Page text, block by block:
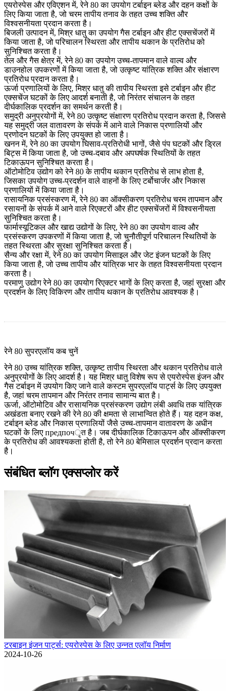
एयरोस्पेस और एविएशनमें, रेने 80 का उपयोग टर्बाइन ब्लेड और दहन कक्षों के
लिए किया जाता है, जो चरम तापीय तनाव के तहत उच्च शक्ति और
विश्वसनीयता प्रदान करता है।
बिजली उत्पादनमें, मिश्र धातु का उपयोग गैस टर्बाइन और हीट एक्सचेंजरों में
किया जाता है, जो परिचालन स्थिरता और तापीय थकान के प्रतिरोध को
सुनिश्चित करता है।
तेल और गैस क्षेत्र में, रेने 80 का उपयोग उच्च-तापमान वाले वाल्व और
डाउनहोल उपकरणों में किया जाता है, जो उत्कृष्ट यांत्रिक शक्ति और संक्षारण
प्रतिरोध प्रदान करता है।
ऊर्जाप्रणालियों के लिए, मिश्र धातु की तापीय स्थिरता इसे टर्बाइन और हीट
एक्सचेंज घटकों के लिए आदर्श बनाती है, जो निरंतर संचालन के तहत
दीर्घकालिक प्रदर्शन का समर्थन करती है।
समुद्री अनुप्रयोगों में, रेने 80 उत्कृष्ट संक्षारण प्रतिरोध प्रदान करता है, जिससे
यह समुद्री जल वातावरण के संपर्क में आने वाले निकास प्रणालियों और
प्रणोदन घटकों के लिए उपयुक्त हो जाता है।
खननमें, रेने 80 का उपयोग घिसाव-प्रतिरोधी भागों, जैसे पंप घटकों और ड्रिल
बिट्स में किया जाता है, जो उच्च-दबाव और अपघर्षक स्थितियों के तहत
टिकाऊपन सुनिश्चित करता है।
ऑटोमोटिवउद्योग को रेने 80 के तापीय थकान प्रतिरोध से लाभ होता है,
जिसका उपयोग उच्च-प्रदर्शन वाले वाहनों के लिए टर्बोचार्जर और निकास
प्रणालियों में किया जाता है।
रासायनिक प्रसंस्करणमें, रेने 80 का ऑक्सीकरण प्रतिरोध चरम तापमान और
रसायनों के संपर्क में आने वाले रिएक्टरों और हीट एक्सचेंजरों में विश्वसनीयता
सुनिश्चित करता है।
फार्मास्यूटिकल और खाद्यउद्योगों के लिए, रेने 80 का उपयोग वाल्व और
प्रसंस्करण उपकरणों में किया जाता है, जो चुनौतीपूर्ण परिचालन स्थितियों के
तहत स्थिरता और सुरक्षा सुनिश्चित करता है।
सैन्य और रक्षामें, रेने 80 का उपयोग मिसाइल और जेट इंजन घटकों के लिए
किया जाता है, जो उच्च तापीय और यांत्रिक भार के तहत विश्वसनीयता प्रदान
करता है।
परमाणुउद्योग रेने 80 का उपयोग रिएक्टर भागों के लिए करता है, जहां सुरक्षा और
प्रदर्शन के लिए विकिरण और तापीय थकान के प्रतिरोध आवश्यक है।
रेने 80 सुपरएलॉय कब चुनें
रेने 80 उच्च यांत्रिक शक्ति, उत्कृष्ट तापीय स्थिरता और थकान प्रतिरोध वाले
अनुप्रयोगों के लिए आदर्श है। यह मिश्र धातु विशेष रूप से एयरोस्पेस इंजन और
गैस टर्बाइन में उपयोग किए जाने वालेकस्टम सुपरएलॉय पार्ट्सके लिए उपयुक्त
है, जहां चरम तापमान और निरंतर तनाव सामान्य बात है।
ऊर्जा, ऑटोमोटिव और रासायनिक प्रसंस्करण उद्योग लंबी अवधि तक यांत्रिक
अखंडता बनाए रखने की रेने 80 की क्षमता से लाभान्वित होते हैं। यह दहन कक्ष,
टर्बाइन ब्लेड और निकास प्रणालियों जैसे उच्च-तापमान वातावरण के अधीन
घटकों के लिए предпочृत है। जब दीर्घकालिक टिकाऊपन और ऑक्सीकरण
के प्रतिरोध की आवश्यकता होती है, तो रेने 80 बेमिसाल प्रदर्शन प्रदान करता
है।
संबंधित ब्लॉग एक्सप्लोर करें
टरबाइन इंजन पार्ट्स: एयरोस्पेस के लिए उन्नत एलॉय निर्माण
2024-10-26